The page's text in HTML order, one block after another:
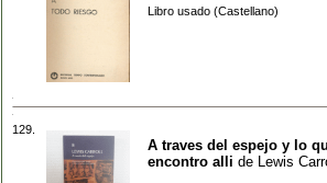
Libro usado (Castellano)
129.
A traves del espejo y lo
encontro alli de Lewis